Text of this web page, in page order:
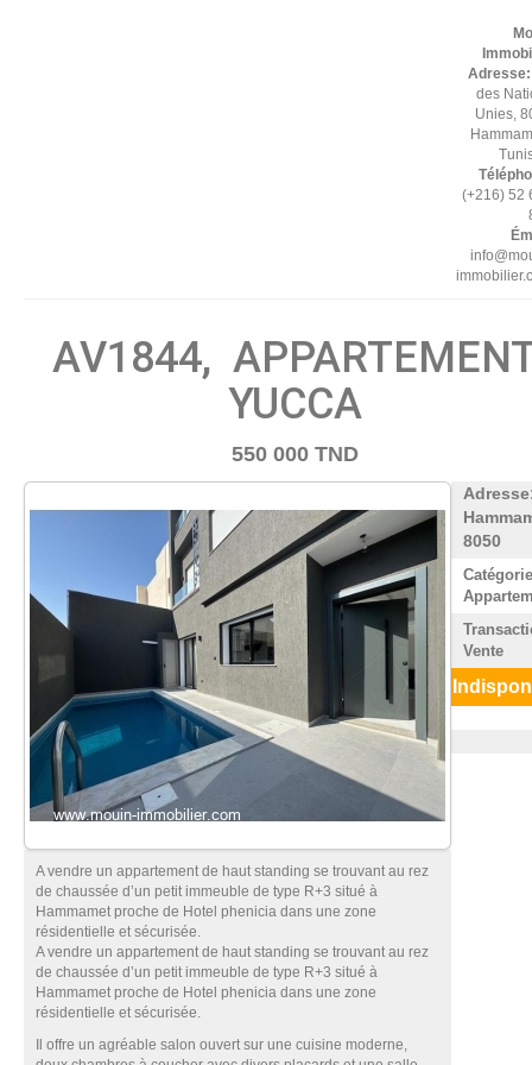
des
Unies,
(+216) 52
AV1844,
YUCCA
550 000 TND
A vendre un appartement de haut standing se trouvant au rez
de chaussée d’un petit immeuble de type R+3 situé à
Hammamet proche de Hotel phenicia dans une zone
résidentielle et sécurisée.
A vendre un appartement de haut standing se trouvant au rez
de chaussée d’un petit immeuble de type R+3 situé à
Hammamet proche de Hotel phenicia dans une zone
résidentielle et sécurisée.
Il offre un agréable salon ouvert sur une cuisine moderne,
8050
Vente